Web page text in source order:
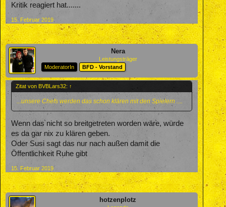
Kritik reagiert hat.......
15. Februar 2019
Nera
Leistungsträger
ModeratorIn
BFD - Vorstand
Zitat von BVBLars32: ↑
...unsere Chefs werden das schon klären mit den Spielern ....
Wenn das nicht so breitgetreten worden wäre, würde
es da gar nix zu klären geben.
Oder Susi sagt das nur nach außen damit die
Öffentlichkeit Ruhe gibt
15. Februar 2019
hotzenplotz